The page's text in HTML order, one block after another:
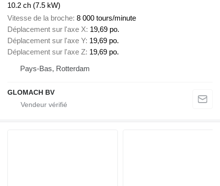
10.2 ch (7.5 kW)
Vitesse de la broche 8 000 tours/minute
Déplacement sur l'axe X 19,69 po.
Déplacement sur l'axe Y 19,69 po.
Déplacement sur l'axe Z 19,69 po.
Pays-Bas, Rotterdam
GLOMACH BV